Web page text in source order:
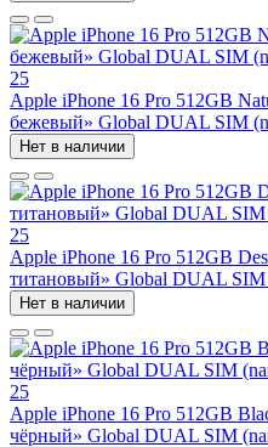
25
Apple iPhone 16 Pro 512GB
бежевый» Global DUAL SIM
Нет в наличии
25
Apple iPhone 16 Pro 512GB
титановый» Global DUAL
Нет в наличии
25
Apple iPhone 16 Pro 512GB
чёрный» Global DUAL SIM